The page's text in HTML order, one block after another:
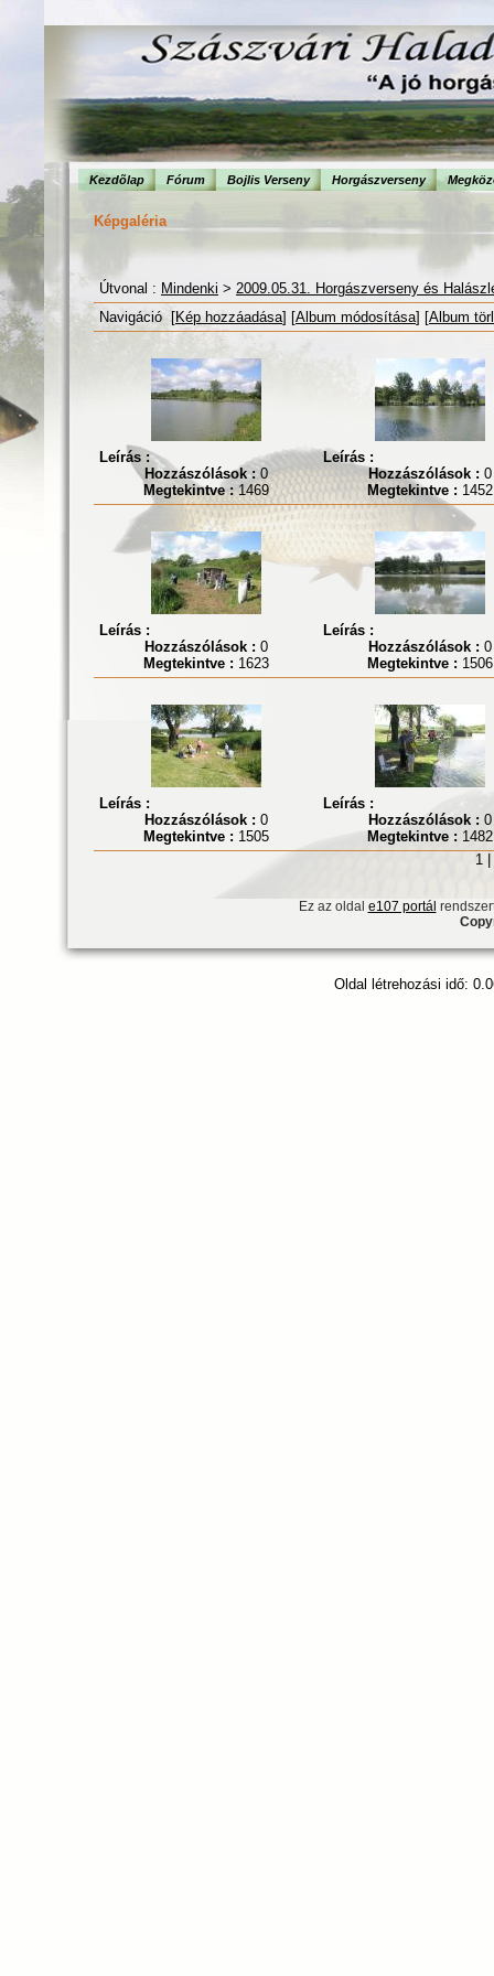
Kezdõlap Fórum Bojlis Verseny Horgászverseny
Képgaléria
Útvonal : Mindenki > 2009.05.31. Horgászverseny és
Navigáció [Kép hozzáadása] [Album módosítása] [Album
Leírás :
Hozzászólások :0
Megtekintve :1469
Leírás :
Hozzászólások : 0
Megtekintve : 1452
Leírás :
Hozzászólások : 0
Megtekintve : 1623
Leírás :
Hozzászólások : 0
Megtekintve : 1506
Leírás :
Hozzászólások : 0
Megtekintve : 1505
Leírás :
Hozzászólások : 0
Megtekintve : 1482
1 |
Ez az oldal e107 portál
Oldal létrehozási idő: